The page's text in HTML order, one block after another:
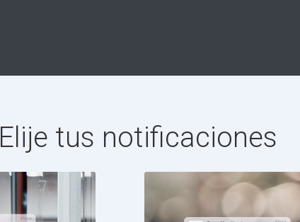
Elije tus notificaciones